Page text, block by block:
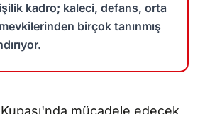
kadro; kaleci, defans, orta
birçok tanınmış
mücadele edecek